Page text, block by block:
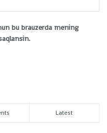
bu brauzerda mening
Latest